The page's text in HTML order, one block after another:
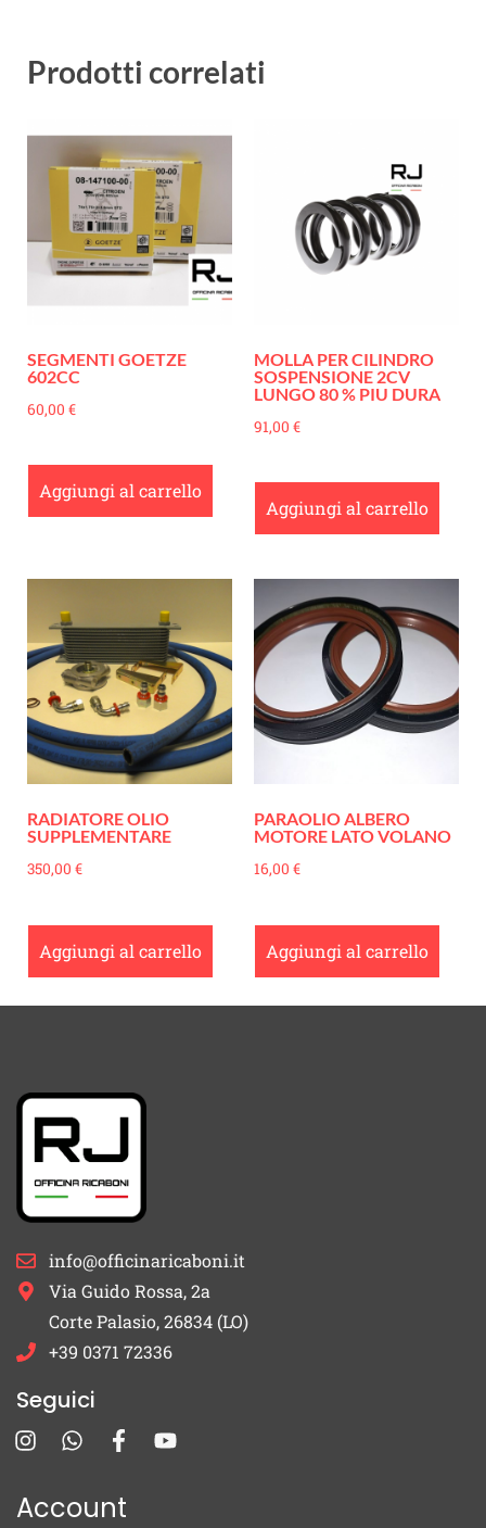
Prodotti correlati
SEGMENTI GOETZE
602CC
60,00 €
Aggiungi al carrello
MOLLA PER CILINDRO
SOSPENSIONE 2CV
LUNGO 80 % PIU DURA
91,00 €
Aggiungi al carrello
RADIATORE OLIO
SUPPLEMENTARE
350,00 €
Aggiungi al carrello
PARAOLIO ALBERO
MOTORE LATO VOLANO
16,00 €
Aggiungi al carrello
info@officinaricaboni.it
Via Guido Rossa, 2a
Corte Palasio, 26834 (LO)
+39 0371 72336
Seguici
Account